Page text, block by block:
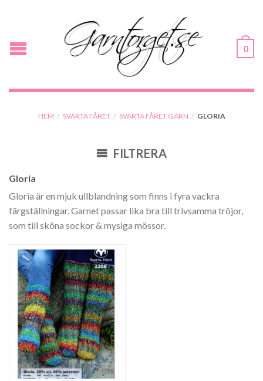
0
HEM / SVARTA FÅRET / SVARTA FÅRET GARN / GLORIA
FILTRERA
Gloria
Gloria är en mjuk ullblandning som finns i fyra vackra
färgställningar. Garnet passar lika bra till trivsamma tröjor,
som till sköna sockor & mysiga mössor.